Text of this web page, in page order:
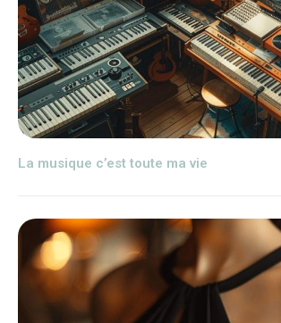
La musique c’est toute ma vie